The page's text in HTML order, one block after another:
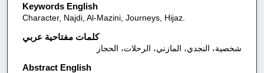
Keywords English
Character, Najdi, Al-Mazini, Journeys, Hijaz.
كلمات مفتاحية عربي
شخصية، النجدي، المازني، الرحلات، الحجاز
Abstract English